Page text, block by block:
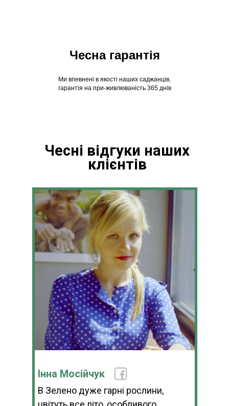
Ми впевнені в якості наших саджанців,
гарантія на при-живлюваність 365 днів
Чесна гарантія
Чесні відгуки наших
клієнтів
Інна Мосійчук
В Зелено дуже гарні рослини,